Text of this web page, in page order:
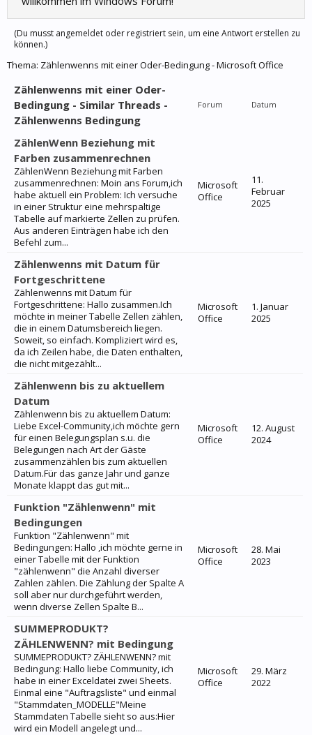
(Du musst angemeldet oder registriert sein, um eine Antwort erstellen zu
können.)
Thema: Zählenwenns mit einer Oder-Bedingung - Microsoft Office
Zählenwenns mit einer Oder-
Bedingung - Similar Threads -
Zählenwenns Bedingung
Forum Datum
ZählenWenn Beziehung mit
Farben zusammenrechnen
ZählenWenn Beziehung mit Farben
zusammenrechnen: Moin ans Forum,ich
habe aktuell ein Problem: Ich versuche
in einer Struktur eine mehrspaltige
Tabelle auf markierte Zellen zu prüfen.
Aus anderen Einträgen habe ich den
Befehl zum...
Microsoft
Office
11.
Februar
2025
Zählenwenns mit Datum für
Fortgeschrittene
Zählenwenns mit Datum für
Fortgeschrittene: Hallo zusammen.Ich
möchte in meiner Tabelle Zellen zählen,
die in einem Datumsbereich liegen.
Soweit, so einfach. Kompliziert wird es,
da ich Zeilen habe, die Daten enthalten,
die nicht mitgezählt...
Microsoft
Office
1. Januar
2025
Zählenwenn bis zu aktuellem
Datum
Zählenwenn bis zu aktuellem Datum:
Liebe Excel-Community,ich möchte gern
für einen Belegungsplan s.u. die
Belegungen nach Art der Gäste
zusammenzählen bis zum aktuellen
Datum.Für das ganze Jahr und ganze
Monate klappt das gut mit...
Microsoft
Office
12. August
2024
Funktion "Zählenwenn" mit
Bedingungen
Funktion "Zählenwenn" mit
Bedingungen: Hallo ,ich möchte gerne in
einer Tabelle mit der Funktion
"zählenwenn" die Anzahl diverser
Zahlen zählen. Die Zählung der Spalte A
soll aber nur durchgeführt werden,
wenn diverse Zellen Spalte B...
Microsoft
Office
28. Mai
2023
SUMMEPRODUKT?
ZÄHLENWENN? mit Bedingung
SUMMEPRODUKT? ZÄHLENWENN? mit
Bedingung: Hallo liebe Community, ich
habe in einer Exceldatei zwei Sheets.
Einmal eine "Auftragsliste" und einmal
"Stammdaten_MODELLE"Meine
Stammdaten Tabelle sieht so aus:Hier
wird ein Modell angelegt und...
Microsoft
Office
29. März
2022